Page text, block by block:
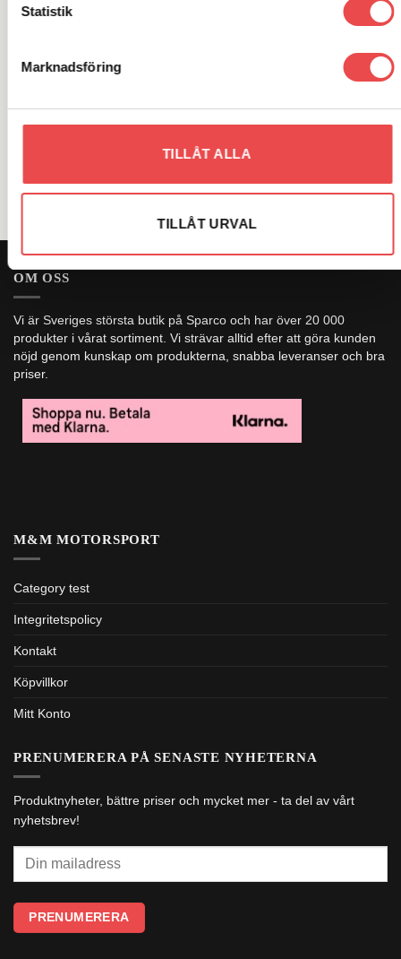
Statistik
Marknadsföring
TILLÅT ALLA
TILLÅT URVAL
Sök
OM OSS
Vi är Sveriges största butik på Sparco och har över 20 000
produkter i vårat sortiment. Vi strävar alltid efter att göra kunden
nöjd genom kunskap om produkterna, snabba leveranser och bra
priser.
M&M MOTORSPORT
Category test
Integritetspolicy
Kontakt
Köpvillkor
Mitt Konto
PRENUMERERA PÅ SENASTE NYHETERNA
Produktnyheter, bättre priser och mycket mer - ta del av vårt
nyhetsbrev!